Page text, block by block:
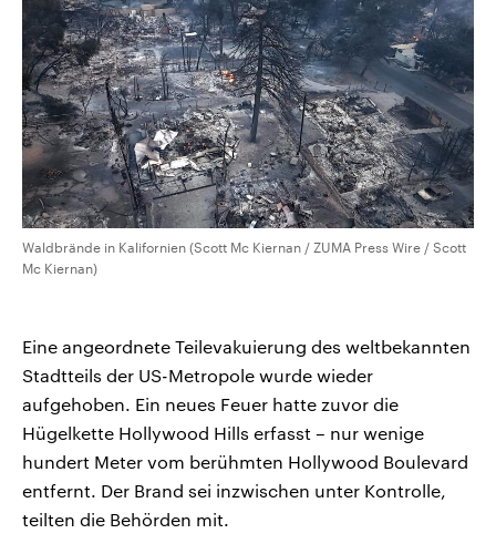
Waldbrände in Kalifornien (Scott Mc Kiernan / ZUMA Press Wire / Scott
Mc Kiernan)
Eine angeordnete Teilevakuierung des weltbekannten
Stadtteils der US-Metropole wurde wieder
aufgehoben. Ein neues Feuer hatte zuvor die
Hügelkette Hollywood Hills erfasst – nur wenige
hundert Meter vom berühmten Hollywood Boulevard
entfernt. Der Brand sei inzwischen unter Kontrolle,
teilten die Behörden mit.